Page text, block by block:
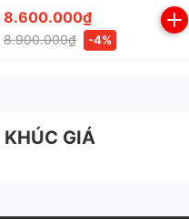
nén khí cao cấp
8.600.000₫
8.900.000₫ -4%
GIÁ